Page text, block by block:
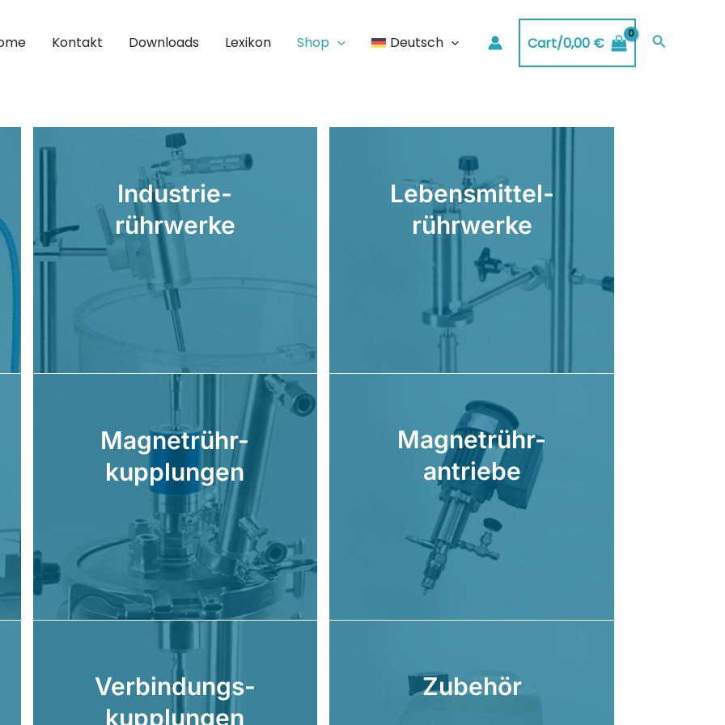
Kontakt Downloads Lexikon Shop Deutsch Cart/0,00 € Suchen
Industrie-
rührwerke
Lebensmittel-
rührwerke
Magnetrühr-
kupplungen
Magnetrühr-
antriebe
Verbindungs-
kupplungen
Zubehör